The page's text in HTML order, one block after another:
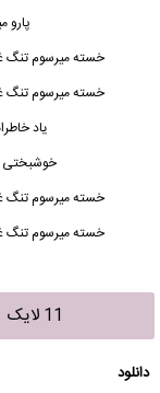
پارو
خسته میرسوم تنگ
خسته میرسوم تنگ
یاد
خوشبختی
خسته میرسوم تنگ
خسته میرسوم تنگ
11 لایک
دانلود